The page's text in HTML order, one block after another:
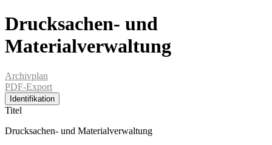
Drucksachen- und
Materialverwaltung
Archivplan
PDF-Export
Identifikation
Titel
Drucksachen- und Materialverwaltung